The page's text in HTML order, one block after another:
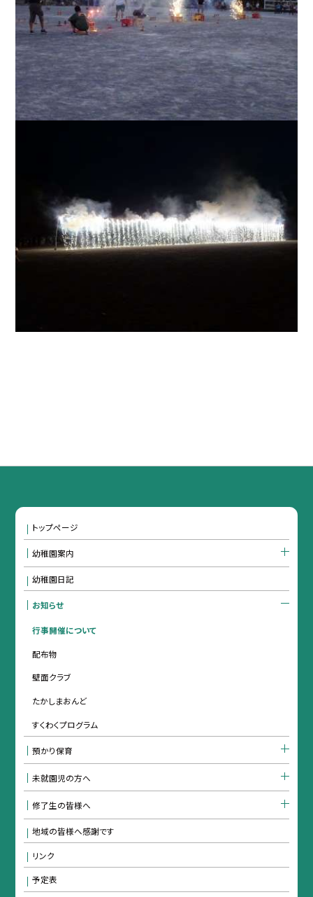
トップページ
幼稚園案内
幼稚園日記
お知らせ
行事開催について
配布物
壁面クラブ
たかしまおんど
すくわくプログラム
預かり保育
未就園児の方へ
修了生の皆様へ
地域の皆様へ感謝です
リンク
予定表